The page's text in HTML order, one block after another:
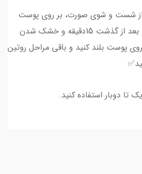
شست و شوی صورت، بر روی پوست
مرطوب چسب را بزنید و بعد از گذشت 15دقیقه و خشک شدن
پوست بلند کنید و باقی مراحل روتین
تا دوبار استفاده کنید.